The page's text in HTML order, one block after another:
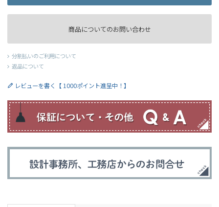
商品についてのお問い合わせ
分割払いのご利用について
返品について
レビューを書く【 1000ポイント進呈中！】